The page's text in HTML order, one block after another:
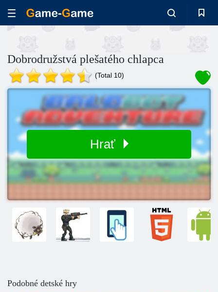
Dobrodružstvá plešatého chlapca
(Total 10)
Hrať
Podobné detské hry